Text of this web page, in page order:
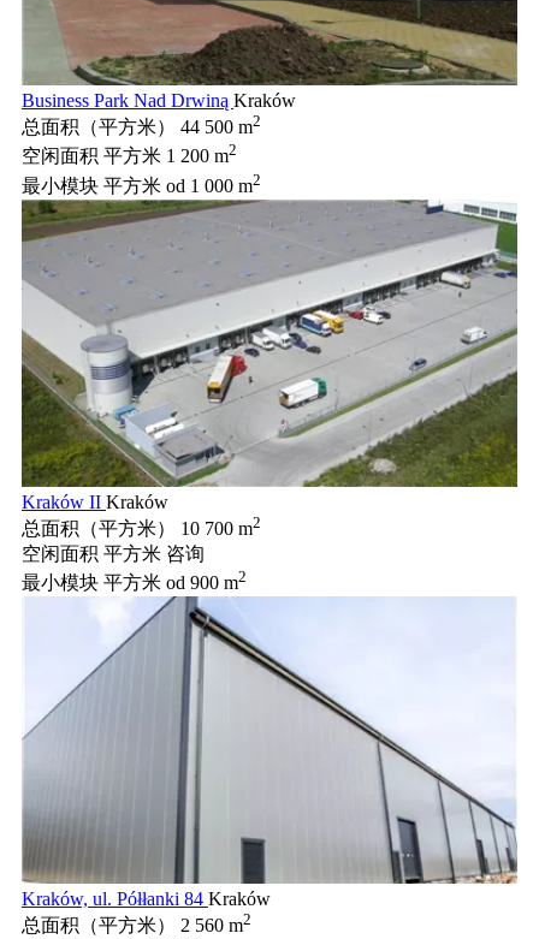
Business Park Nad Drwiną Kraków
总面积（平方米）
44 500 m2
空闲面积 平方米 1 200 m2
最小模块 平方米 od 1 000 m2
Kraków II Kraków
总面积（平方米）
10 700 m2
空闲面积 平方米 咨询
最小模块 平方米 od 900 m2
Kraków, ul. Półłanki 84 Kraków
总面积（平方米）
2 560 m2